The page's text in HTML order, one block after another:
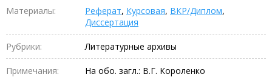
Материалы: Реферат, Курсовая, ВКР/Диплом,
Диссертация
Рубрики: Литературные архивы
Примечания: На обо. загл.: В.Г. Короленко